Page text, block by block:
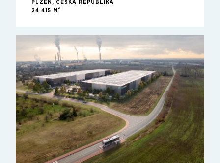
PLZEŇ, ČESKÁ REPUBLIKA
24 415 M
2